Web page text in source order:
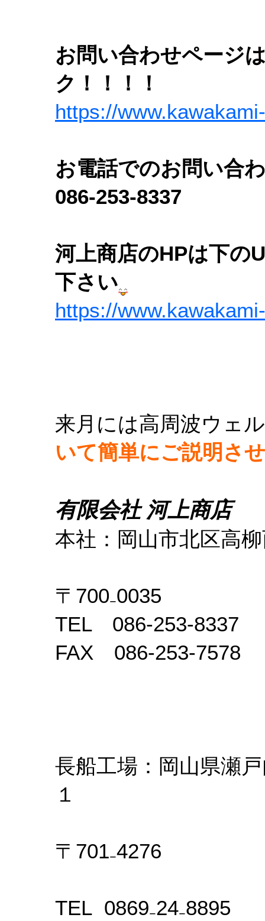
お問い合わせページ
ク！！！！
https://
お電話でのお問い合
086-253-8337
河上商店のHPは下の
下さい
https://
来月には高周波ウェ
いて簡単にご説明さ
有限会社 河上商店
本社：岡山市北区高
〒700₋0035
TEL 086-253-8337
FAX 086-253-7578
長船工場：岡山県瀬
１
〒701₋4276
TEL 0869₋24₋8895